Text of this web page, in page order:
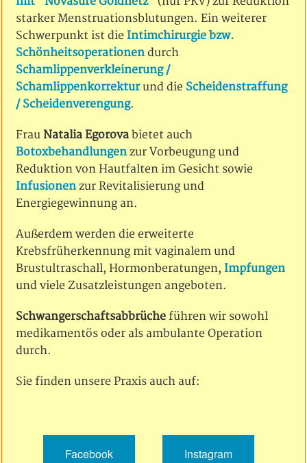
starker Menstruationsblutungen. Ein weiterer
Schwerpunkt ist dieIntimchirurgie bzw.
Schönheitsoperationendurch
Schamlippenverkleinerung /
Schamlippenkorrekturund die Scheidenstraffung
/ Scheidenverengung.
FrauNatalia Egorova bietet auch
Botoxbehandlungen zur Vorbeugung und
Reduktion von Hautfalten im Gesicht sowie
Infusionenzur Revitalisierung und
Energiegewinnung an.
Außerdem werden die erweiterte
Krebsfrüherkennung mit vaginalem und
Brustultraschall, Hormonberatungen,Impfungen
und viele Zusatzleistungen angeboten.
Schwangerschaftsabbrüche führen wir sowohl
medikamentös oder als ambulante Operation
durch.
Sie finden unsere Praxis auch auf:
Facebook Instagram